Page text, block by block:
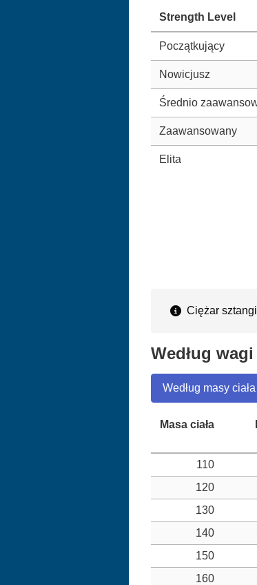
Strength Level
Początkujący
Nowicjusz
Średnio
Zaawansowany
Elita
Ciężar
Według
Według masy ciała
110
120
130
140
150
160